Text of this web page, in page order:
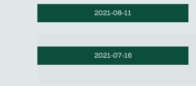
2021-08-11
2021-07-16